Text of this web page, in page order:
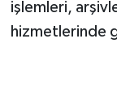
işlemleri,
hizmetlerinde